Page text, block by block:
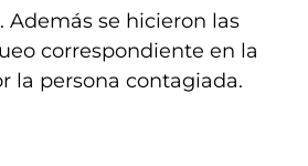
Además se hicieron las
correspondiente en la
la persona contagiada.